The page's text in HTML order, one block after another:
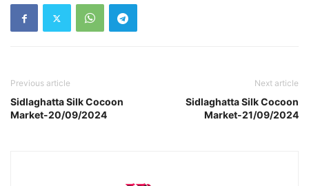
Previous article
Sidlaghatta Silk Cocoon
Market-20/09/2024
Next article
Sidlaghatta Silk Cocoon
Market-21/09/2024